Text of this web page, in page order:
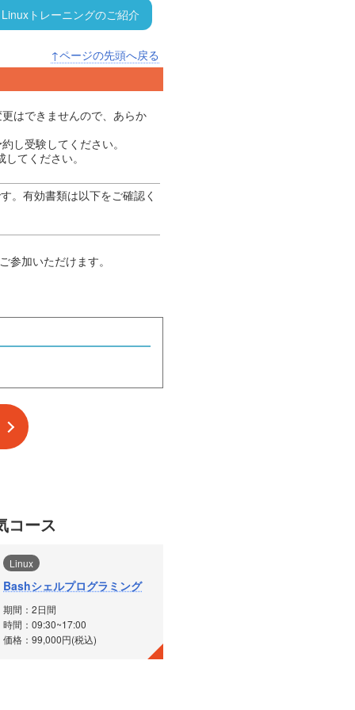
Linuxトレーニングのご紹介
↑ページの先頭へ戻る
はできませんので、あらか
し受験してください。
てください。
。有効書類は以下をご確認く
加いただけます。
コース
Linux
Bashシェルプログラミング
期間：2日間
時間：09:30~17:00
価格：99,000円(税込)